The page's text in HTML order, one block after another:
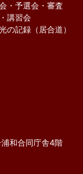
・予選会・審査
講習会
の記録（居合道）
和合同庁舎4階